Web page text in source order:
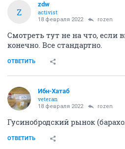
Z
zdw
activist
18 февраля 2022 rozen
Смотреть тут не на что, если
конечно. Все стандартно.
ОТВЕТИТЬ
Ибн-Хатаб
veteran
18 февраля 2022 rozen
Гусинобродский рынок
ОТВЕТИТЬ